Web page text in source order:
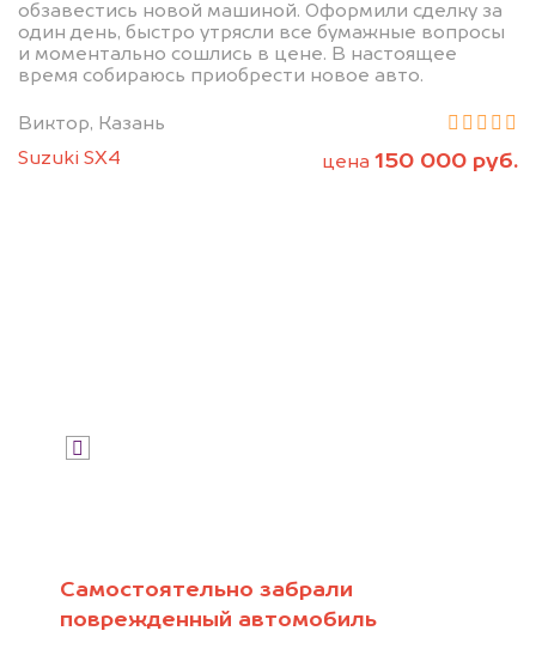
обзавестись новой машиной. Оформили сделку за
один день, быстро утрясли все бумажные вопросы
и моментально сошлись в цене. В настоящее
время собираюсь приобрести новое авто.
Виктор, Казань
Suzuki SX4
цена 150 000 руб.
Самостоятельно забрали
поврежденный автомобиль
Узнайте стоимость автомобиля на
разборку.
Мы купим ваше авто на 20.000 руб.
дороже, чем предлагают на
автоаукционах.